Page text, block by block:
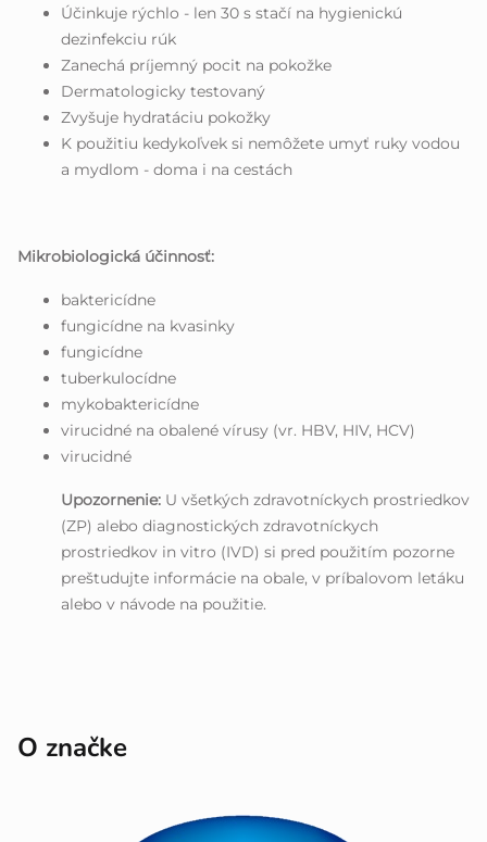
Účinkuje rýchlo - len 30 s stačí na hygienickú
dezinfekciu rúk
Zanechá príjemný pocit na pokožke
Dermatologicky testovaný
Zvyšuje hydratáciu pokožky
K použitiu kedykoľvek si nemôžete umyť ruky vodou
a mydlom - doma i na cestách
Mikrobiologická účinnosť:
baktericídne
fungicídne na kvasinky
fungicídne
tuberkulocídne
mykobaktericídne
virucidné na obalené vírusy (vr. HBV, HIV, HCV)
virucidné
Upozornenie: U všetkých zdravotníckych prostriedkov
(ZP) alebo diagnostických zdravotníckych
prostriedkov in vitro (IVD) si pred použitím pozorne
preštudujte informácie na obale, v príbalovom letáku
alebo v návode na použitie.
O značke